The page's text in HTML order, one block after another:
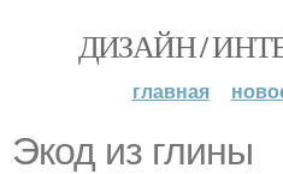
ДИЗАЙН /
главная
Экод из глины